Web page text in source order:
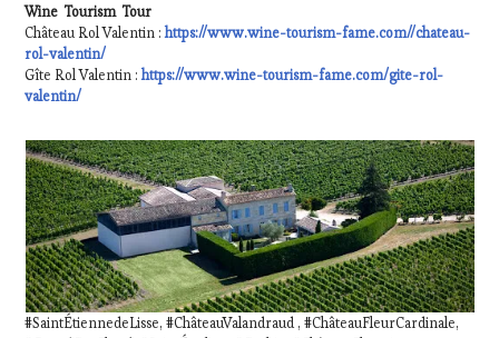
Wine Tourism Tour
Château Rol Valentin :https://www.wine-tourism-fame.com//chateau-
rol-valentin/
Gîte Rol Valentin :https://www.wine-tourism-fame.com/gite-rol-
valentin/
#SaintÉtiennedeLisse, #ChâteauValandraud , #ChâteauFleurCardinale,